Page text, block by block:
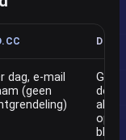
dag, e-mail
(geen
op